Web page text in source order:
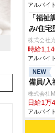
アルバイ
「福
み/住宅
株式会社
時給
アルバイ
NEW
備員/入
株式会社
日給1万
アルバイ